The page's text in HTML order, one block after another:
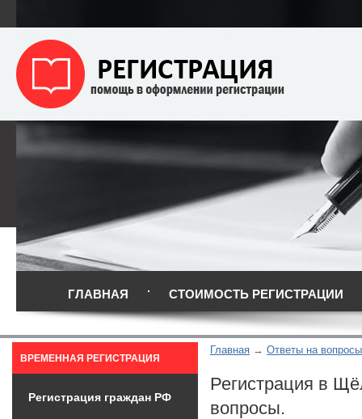
ГЛАВНАЯ СТОИМОСТЬ РЕГИСТРАЦИИ
Главная Ответы на
Регистрация в
вопросы.
ВРЕМЕННАЯ РЕГИСТРАЦИЯ
Регистрация граждан РФ